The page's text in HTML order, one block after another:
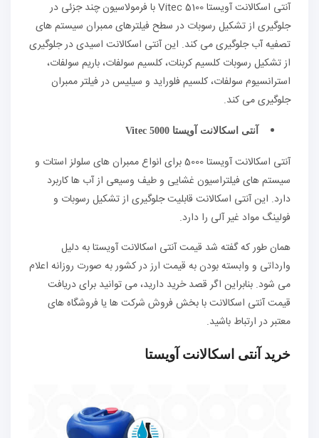
آنتی اسکالانت آویستا Vitec 5100 با فرمولاسیون چند جزئی در
جلوگیری از تشکیل رسوبات در سطح فیلترهای ممبران سیستم های
تصفیه آب جلوگیری می کند. این آنتی اسکالانت اسیدی در جلوگیری
از تشکیل رسوبات کلسیم کربنات، کلسیم سولفات، باریم سولفات،
استرانسیوم سولفات، کلسیم فلوراید و سیلیس در فیلتر ممبران
جلوگیری می کند.
آنتی اسکالانت آویستا Vitec 5000
آنتی اسکالانت آویستا 5000 برای انواع ممبران های سلولز استات و
سیستم های فیلتراسیون غشایی و طیف وسیعی از آب ها کاربرد
دارد. این آنتی اسکالانت قابلیت جلوگیری از تشکیل رسوبات و
فولینگ مواد غیر آلی را دارد.
همان طور که گفته شد قیمت آنتی اسکالانت آویستا به دلیل
وارداتی و وابسته بودن به قیمت ارز در کشور به صورت روزانه اعلام
می شود. بنابراین اگر قصد خرید دارید، می توانید برای دریافت
قیمت آنتی اسکالانت با بخش فروش شرکت ها یا فروشگاه های
معتبر در ارتباط باشید.
خرید آنتی اسکالانت آویستا